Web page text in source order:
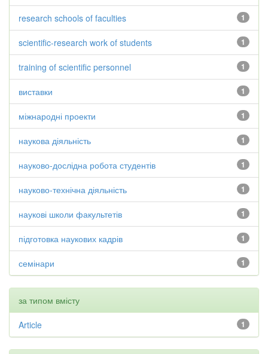
1
research schools of faculties
1
scientific-research work of students
1
training of scientific personnel
1
виставки
1
міжнародні проекти
1
наукова діяльність
1
науково-дослідна робота студентів
1
науково-технічна діяльність
1
наукові школи факультетів
1
підготовка наукових кадрів
1
семінари
за типом вмісту
1
Article